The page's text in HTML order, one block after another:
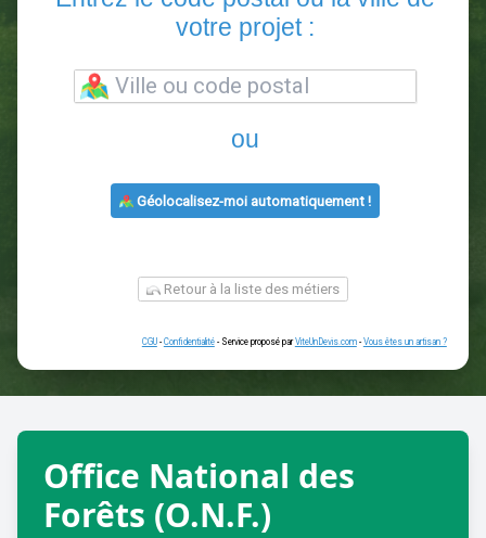
2 3
Entrez le code postal ou la
ou
Retour à la liste des métiers
Office National des
Forêts (O.N.F.)